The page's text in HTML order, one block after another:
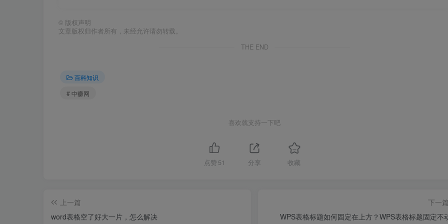
© 版权声明
文章版权归作者所有，未经允许请勿转载。
THE END
百科知识
# 中赚网
喜欢就支持一下吧
点赞 51 分享 收藏
上一篇
word表格空了好大一片，怎么解决
下一
WPS表格标题如何固定在上方？WPS表格标题固定不